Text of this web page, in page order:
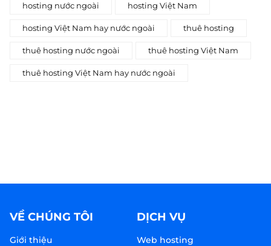
hosting nước ngoài hosting Việt Nam
hosting Việt Nam hay nước ngoài thuê hosting
thuê hosting nước ngoài thuê hosting Việt Nam
thuê hosting Việt Nam hay nước ngoài
VỀ CHÚNG TÔI
Giới thiệu
DỊCH VỤ
Web hosting